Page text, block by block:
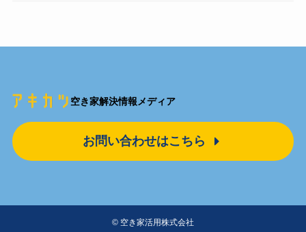
空き家解決情報メディア
お問い合わせはこちら
© 空き家活用株式会社